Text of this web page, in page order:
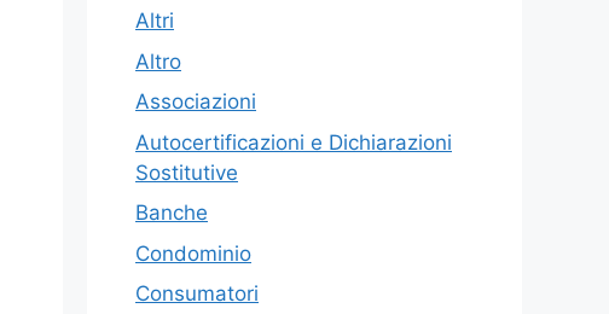
Altri
Altro
Associazioni
Autocertificazioni e Dichiarazioni
Sostitutive
Banche
Condominio
Consumatori